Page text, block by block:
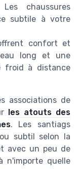
chaussures
subtile à votre
confort et
long et une
froid à distance
associations de
les atouts des
. Les santiags
subtil selon la
avec un peu de
n'importe quelle